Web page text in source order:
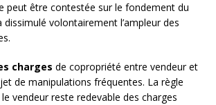
peut être contestée sur le fondement du
dissimulé volontairement l’ampleur des
charges de copropriété entre vendeur et
de manipulations fréquentes. La règle
vendeur reste redevable des charges